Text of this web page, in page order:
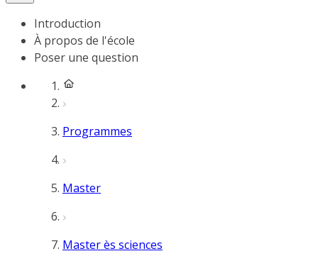
Introduction
À propos de l'école
Poser une question
Programmes
Master
Master ès sciences